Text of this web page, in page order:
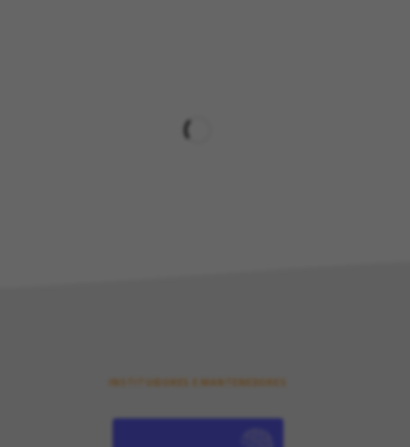
INSTITUIDORES E MANTENEDORES